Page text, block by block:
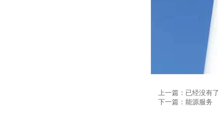
上一篇：已经没有
下一篇：能源服务